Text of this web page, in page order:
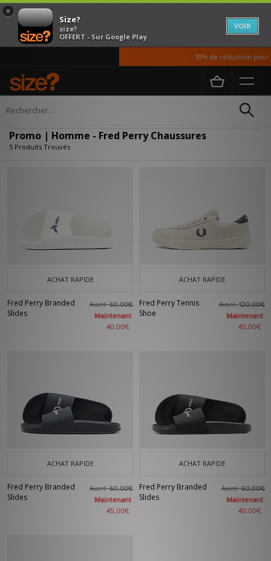
×
Size?
size?
OFFERT - Sur Google Play
VOIR
10% de réduction pour
Accueil Homme
Promo | Homme - Fred Perry Chaussures
5 Produits Trouvés
ACHAT RAPIDE
Fred Perry Branded
Slides
Avant60,00€
Maintenant
40,00€
ACHAT RAPIDE
Fred Perry Tennis
Shoe
Avant120,00€
Maintenant
45,00€
ACHAT RAPIDE
Fred Perry Branded
Slides
Avant60,00€
Maintenant
45,00€
ACHAT RAPIDE
Fred Perry Branded
Slides
Avant60,00€
Maintenant
40,00€